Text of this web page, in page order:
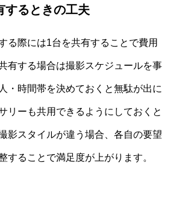
するときの工夫
る際には1台を共有することで費用
有する場合は撮影スケジュールを事
・時間帯を決めておくと無駄が出に
リーも共用できるようにしておくと
影スタイルが違う場合、各自の要望
することで満足度が上がります。